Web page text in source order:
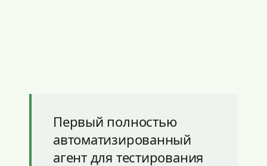
Первый полностью
автоматизированный
агент для тестирования